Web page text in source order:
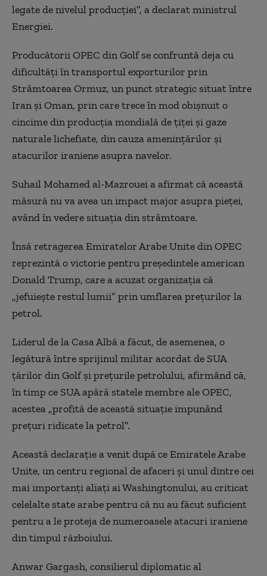
legate de nivelul producției”, a declarat ministrul
Energiei.
Producătorii OPEC din Golf se confruntă deja cu
dificultăți în transportul exporturilor prin
Strâmtoarea Ormuz, un punct strategic situat între
Iran și Oman, prin care trece în mod obișnuit o
cincime din producția mondială de țiței și gaze
naturale lichefiate, din cauza amenințărilor și
atacurilor iraniene asupra navelor.
Suhail Mohamed al-Mazrouei a afirmat că această
măsură nu va avea un impact major asupra pieței,
având în vedere situația din strâmtoare.
Însă retragerea Emiratelor Arabe Unite din OPEC
reprezintă o victorie pentru președintele american
Donald Trump, care a acuzat organizația că
„jefuiește restul lumii” prin umflarea prețurilor la
petrol.
Liderul de la Casa Albă a făcut, de asemenea, o
legătură între sprijinul militar acordat de SUA
țărilor din Golf și prețurile petrolului, afirmând că,
în timp ce SUA apără statele membre ale OPEC,
acestea „profită de această situație impunând
prețuri ridicate la petrol”.
Această declarație a venit după ce Emiratele Arabe
Unite, un centru regional de afaceri și unul dintre cei
mai importanți aliați ai Washingtonului, au criticat
celelalte state arabe pentru că nu au făcut suficient
pentru a le proteja de numeroasele atacuri iraniene
din timpul războiului.
Anwar Gargash, consilierul diplomatic al